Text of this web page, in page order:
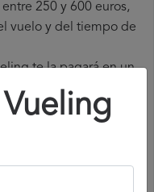
250 y 600 euros,
vuelo y del tiempo de
te la pagará en un